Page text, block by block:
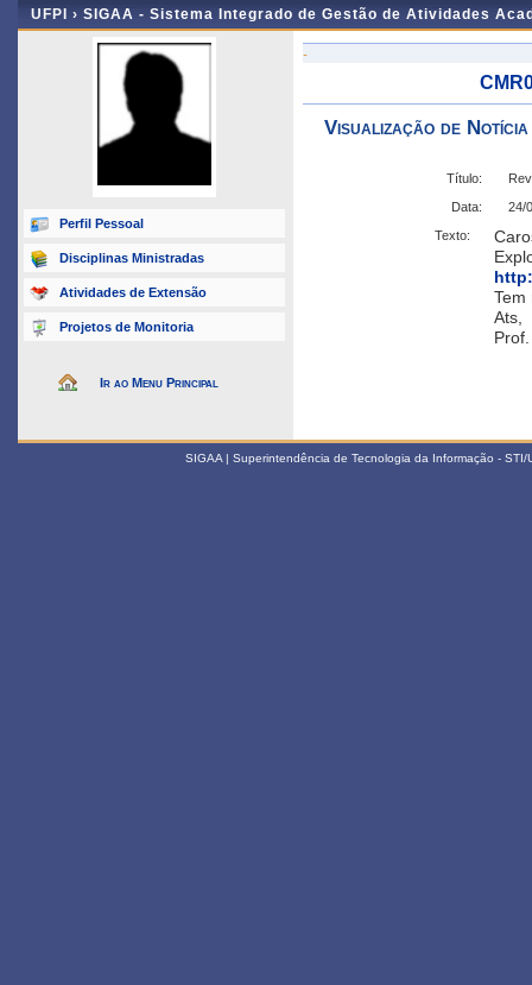
UFPI › SIGAA - Sistema Integrado de Gestão de Atividades
Perfil Pessoal
Disciplinas Ministradas
Atividades de Extensão
Projetos de Monitoria
Ir ao Menu Principal
-
Visualização de Notícia
Título:
Data:
24/
Texto:
Tem
Ats,
SIGAA | Superintendência de Tecnologia da Informação -